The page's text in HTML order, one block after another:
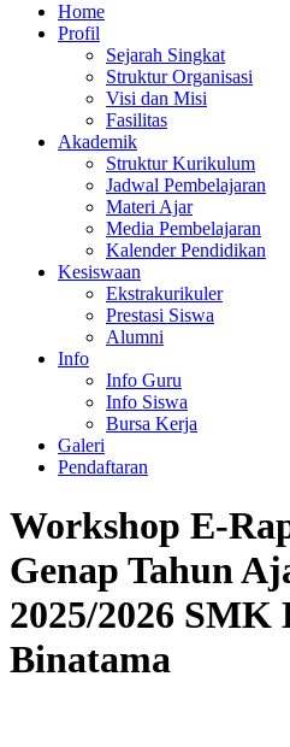
Home
Profil
Sejarah Singkat
Struktur Organisasi
Visi dan Misi
Fasilitas
Akademik
Struktur Kurikulum
Jadwal Pembelajaran
Materi Ajar
Media Pembelajaran
Kalender Pendidikan
Kesiswaan
Ekstrakurikuler
Prestasi Siswa
Alumni
Info
Info Guru
Info Siswa
Bursa Kerja
Galeri
Pendaftaran
Workshop E-
Genap Tahun
2025/2026 SMK
Binatama